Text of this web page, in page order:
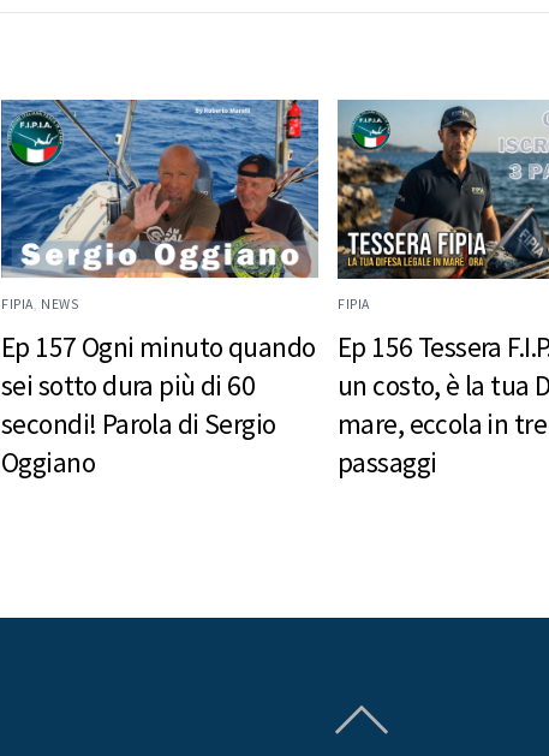
FIPIA, NEWS
Ep 157 Ogni minuto quando
sei sotto dura più di 60
secondi! Parola di Sergio
Oggiano
FIPIA
Ep 156 Tessera
un costo, è la tua
mare, eccola in
passaggi